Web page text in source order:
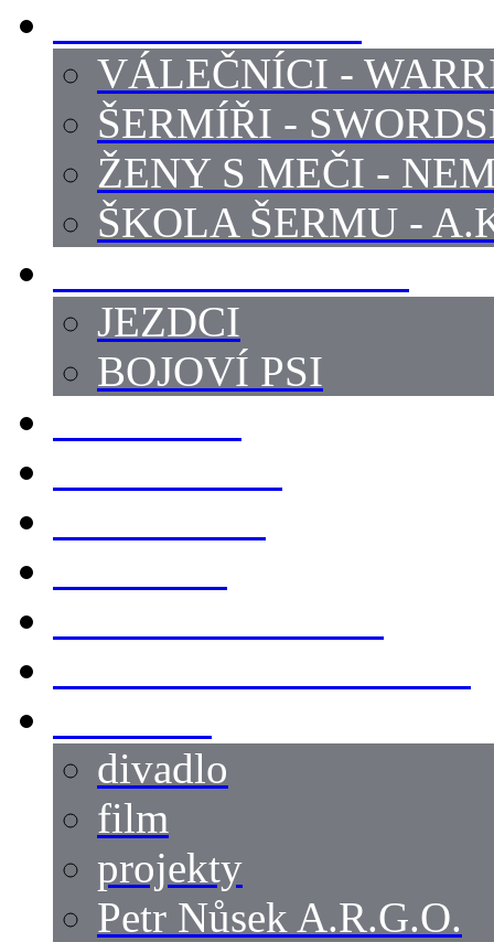
VÁLEČNÍCI -
ŠERMÍŘI -
ŽENY S MEČI -
ŠKOLA ŠERMU -
JEZDCI
BOJOVÍ PSI
divadlo
film
projekty
Petr Nůsek A.R.G.O.